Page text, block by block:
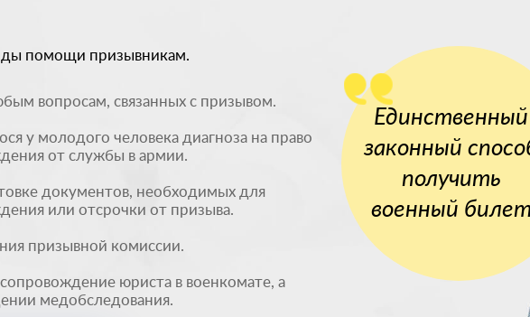
помощи призывникам.
вопросам, связанных с призывом.
у молодого человека диагноза на право
от службы в армии.
документов, необходимых для
или отсрочки от призыва.
призывной комиссии.
юриста в военкомате, а
медобследования.
Единственный
законный
получить
военный